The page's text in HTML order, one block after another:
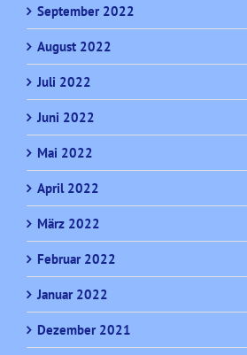
September 2022
August 2022
Juli 2022
Juni 2022
Mai 2022
April 2022
März 2022
Februar 2022
Januar 2022
Dezember 2021